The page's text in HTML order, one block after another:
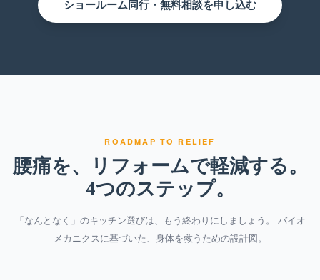
ショールーム同行・無料相談を申し込む
ROADMAP TO RELIEF
腰痛を、リフォームで軽減する。
4つのステップ。
「なんとなく」のキッチン選びは、もう終わりにしましょう。
バイオ
メカニクスに基づいた、身体を救うための設計図。